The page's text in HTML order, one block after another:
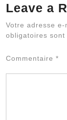
Leave a
Votre adresse e-
obligatoires sont
Commentaire *